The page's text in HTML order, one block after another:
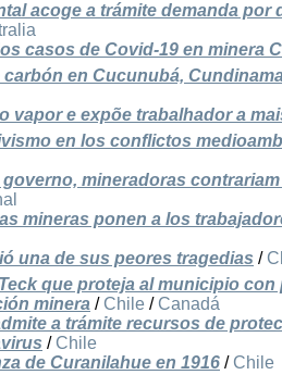
acoge a trámite demanda por
casos de Covid-19 en minera
en Cucunubá,
vapor e expõe trabalhador a
en los conflictos
mineradoras
mineras ponen a los
una de sus peores tragedias /
que proteja al municipio
minera / Chile / Canadá
a trámite recursos de
/ Chile
de Curanilahue en 1916 / Chile